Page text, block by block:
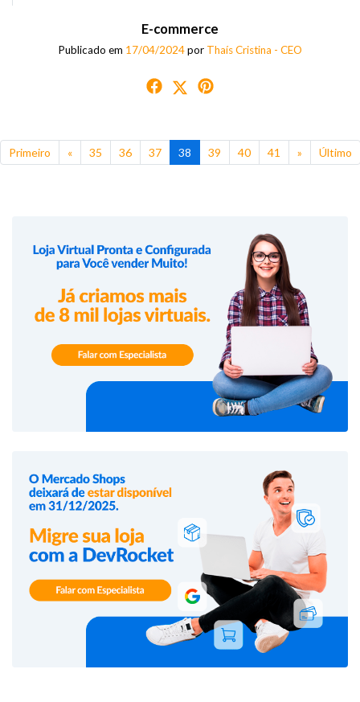
E-commerce
Publicado em 17/04/2024por Thaís Cristina - CEO
Primeiro « 35 36 37 38 39 40 41 » Último